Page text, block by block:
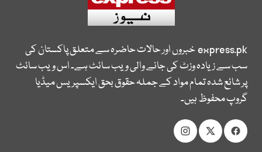
express.pkخبروں اور حالات حاضرہ سے متعلق پاکستان کی
سب سے زیادہ وزٹ کی جانے والی ویب سائٹ ہے۔ اس ویب سائٹ
پر شائع شدہ تمام مواد کے جملہ حقوق بحق ایکسپریس میڈیا
گروپ محفوظ ہیں۔